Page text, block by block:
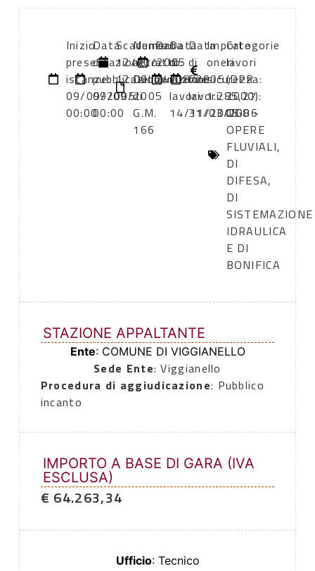
Inizio
presentazione
istanze:
09/09/2005
00:00
Data
di
pubblicazione:
09/09/2005
00:00
Scadenza:
12/10/2005
12:00
Numero
atto:
Deliberazione
di
G.M.
166
Data
atto:
24/08/2005
Data
di
inizio
lavori:
14/11/2005
Data
di
fine
lavori:
31/03/2006
Importo
oneri
sicurezza:
1.285,27
Categorie
lavori
(DPR
2000):
OG8 -
OPERE
FLUVIALI,
DI
DIFESA,
DI
SISTEMAZIONE
IDRAULICA
E DI
BONIFICA
STAZIONE APPALTANTE
Ente: COMUNE DI VIGGIANELLO
Sede Ente: Viggianello
Procedura di aggiudicazione: Pubblico
incanto
IMPORTO A BASE DI GARA (IVA
ESCLUSA)
€ 64.263,34
Ufficio: Tecnico